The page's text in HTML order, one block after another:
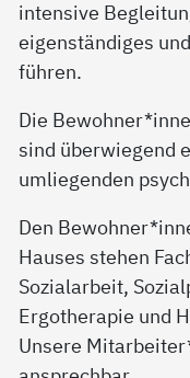
intensive
eigenständiges
führen.
Die
sind überwiegend
umliegenden
Den
Hauses stehen
Sozialarbeit,
Ergotherapie und
Unsere